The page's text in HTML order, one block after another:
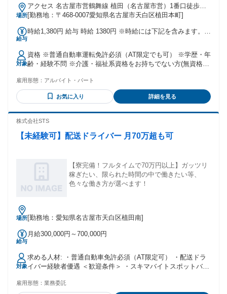
場所
アクセス 名古屋市営鶴舞線 植田（名古屋市営）1番口徒歩約
10分 ■マイカー通勤応相談
[勤務地：〒468-0007愛知県名古屋市天白区植田本町]
給与
時給1,380円 給与 時給 1380円 ※時給には下記を含みます。
め日：毎月月末 ※給与支払日：翌月25日 交通費：交通費支給
月30000円まで支給
対象
資格 ※普通自動車運転免許必須（AT限定でも可） ※学歴・年
齢・経験不問 ※介護・福祉系資格をお持ちでない方(無資格
ます。（受講料は、全額会社負担） ※積極的なコミュニケー
ションができる方・チームワークを大切にできる方歓迎 ・ミ
ドル・シニア層の方も活躍中 ・20代、30代、40代、50代、60
雇用形態： アルバイト・パート
お気に入り 詳細を見る
株式会社STS
【未経験可】配送ドライバー 月70万超も可
【寮完備！フルタイムで70万円以上】ガッツリ
稼ぎたい、限られた時間の中で働きたい等、
色々な働き方が選べます！
場所[勤務地：愛知県名古屋市天白区植田南]
給与
月給300,000円～700,000円
対象
求める人材: ・普通自動車免許必須（AT限定可） ・配送ドラ
イバー経験者優遇 ＜歓迎条件＞ ・スキマバイトスポットバイ
※10代・20代・30代・40代・50代活躍中 ・中高年、シニアの
雇用形態： 業務委託